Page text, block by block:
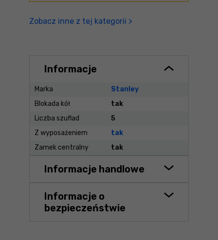
Zobacz inne z tej kategorii >
Informacje
Marka
Stanley
Blokada kół
tak
Liczba szuflad
5
Z wyposażeniem
tak
Zamek centralny
tak
Informacje handlowe
Informacje o
bezpieczeństwie